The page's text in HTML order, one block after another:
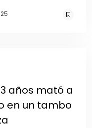
años mató a
en un tambo